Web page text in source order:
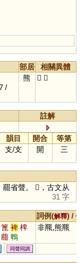
部居
相關異體
/
熊 𦌲 𥀍
註解
韻目 開合
等第
支/支 開 三
省聲。 𥀍，古文从
31 字
詞例(解釋) /
篦 裨 椑
藣 鵯
非羆,熊羆
同聲同調